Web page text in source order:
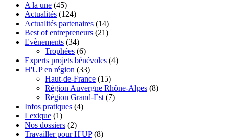
A la une (45)
Actualités (124)
Actualités partenaires (14)
Best of entrepreneurs (21)
Evènements (34)
Trophées (6)
Experts projets bénévoles (4)
H'UP en région (33)
Haut-de-France (15)
Région Auvergne Rhône-Alpes (8)
Région Grand-Est (7)
Infos pratiques (4)
Lexique (1)
Nos dossiers (2)
Travailler pour H'UP(8)